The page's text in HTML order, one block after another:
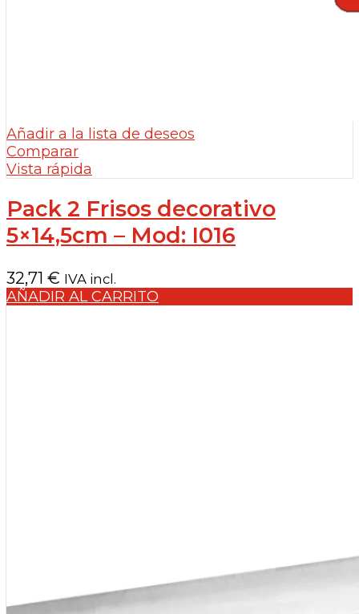
Añadir a la lista de deseos
Comparar
Vista rápida
Pack 2 Frisos decorativo
5×14,5cm – Mod: I016
32,71 € IVA incl.
AÑADIR AL CARRITO